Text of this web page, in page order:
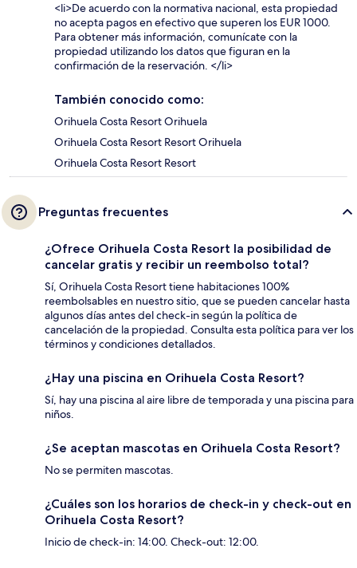
<li>De acuerdo con la normativa nacional, esta propiedad
no acepta pagos en efectivo que superen los EUR 1000.
Para obtener más información, comunícate con la
propiedad utilizando los datos que figuran en la
confirmación de la reservación. </li>
También conocido como:
Orihuela Costa Resort Orihuela
Orihuela Costa Resort Resort Orihuela
Orihuela Costa Resort Resort
Preguntas frecuentes
¿Ofrece Orihuela Costa Resort la posibilidad de
cancelar gratis y recibir un reembolso total?
Sí, Orihuela Costa Resort tiene habitaciones 100%
reembolsables en nuestro sitio, que se pueden cancelar hasta
algunos días antes del check-in según la política de
cancelación de la propiedad. Consulta esta política para ver los
términos y condiciones detallados.
¿Hay una piscina en Orihuela Costa Resort?
Sí, hay una piscina al aire libre de temporada y una piscina para
niños.
¿Se aceptan mascotas en Orihuela Costa Resort?
No se permiten mascotas.
¿Cuáles son los horarios de check-in y check-out en
Orihuela Costa Resort?
Inicio de check-in: 14:00. Check-out: 12:00.